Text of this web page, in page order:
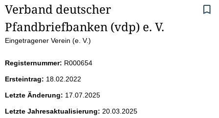
S
e
t
e
n
Verband deutscher
Pfandbriefbanken (vdp) e. V.
Eingetragener Verein (e. V.)
Registernummer: R000654
Ersteintrag: 18.02.2022
Letzte Änderung: 17.07.2025
Letzte Jahresaktualisierung: 20.03.2025